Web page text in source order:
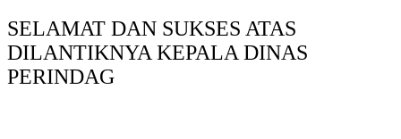
SELAMAT DAN SUKSES ATAS
DILANTIKNYA KEPALA DINAS
PERINDAG